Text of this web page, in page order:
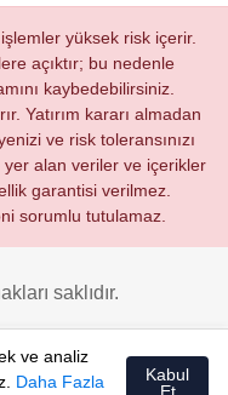
yüksek risk içerir.
açıktır; bu nedenle
kaybedebilirsiniz.
Yatırım kararı almadan
ve risk toleransınızı
yer alan veriler ve içerikler
garantisi verilmez.
sorumlu tutulamaz.
saklıdır.
ve analiz
Daha Fazla
Kabul
Et